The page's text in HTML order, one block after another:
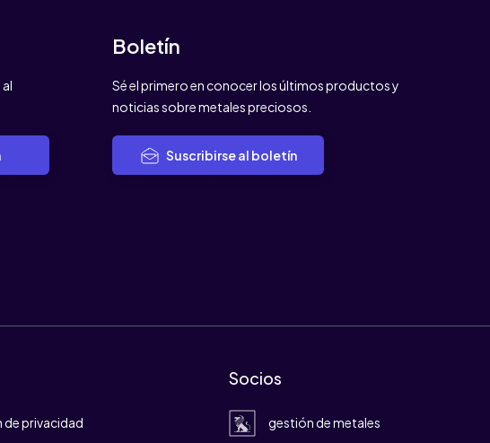
Boletín
Sé el primero en conocer los últimos productos y
noticias sobre metales preciosos.
Suscribirse al boletín
de privacidad
Socios
gestión de metales